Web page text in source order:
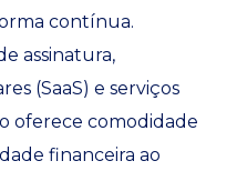
contínua.
assinatura,
(SaaS) e serviços
oferece comodidade
financeira ao